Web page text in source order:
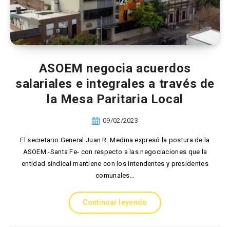
ASOEM negocia acuerdos
salariales e integrales a través de
la Mesa Paritaria Local
09/02/2023
El secretario General Juan R. Medina expresó la postura de la
ASOEM -Santa Fe- con respecto a las negociaciones que la
entidad sindical mantiene con los intendentes y presidentes
comunales…
Continuar leyendo